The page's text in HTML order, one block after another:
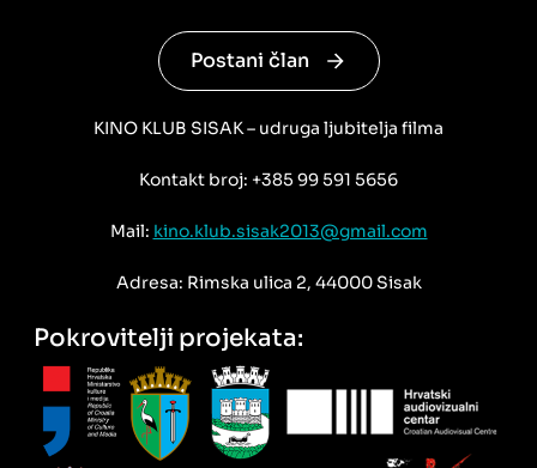
Postani član
KINO KLUB SISAK – udruga ljubitelja filma
Kontakt broj: +385 99 591 5656
Mail: kino.klub.sisak2013@gmail.com
Adresa: Rimska ulica 2, 44000 Sisak
Pokrovitelji projekata: